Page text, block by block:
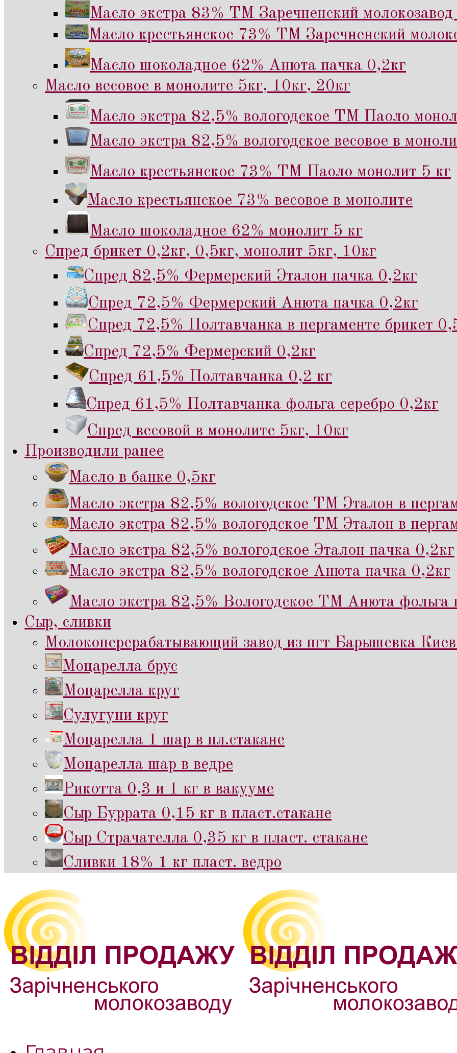
Масло экстра 83% ТМ Заречненский
Масло крестьянское 73% ТМ Заречненский
Масло шоколадное 62% Анюта пачка 0,2кг
Масло весовое в монолите 5кг, 10кг, 20кг
Масло экстра 82,5% вологодское ТМ Паоло
Масло экстра 82,5% вологодское весовое в
Масло крестьянское 73% ТМ Паоло монолит 5 кг
Масло крестьянское 73% весовое в монолите
Масло шоколадное 62% монолит 5 кг
Спред брикет 0,2кг, 0,5кг, монолит 5кг, 10кг
Спред 82,5% Фермерский Эталон пачка 0,2кг
Спред 72,5% Фермерский Анюта пачка 0,2кг
Спред 72,5% Полтавчанка в пергаменте брикет
Спред 72,5% Фермерский 0,2кг
Спред 61,5% Полтавчанка 0,2 кг
Спред 61,5% Полтавчанка фольга серебро 0,2кг
Спред весовой в монолите 5кг, 10кг
Производили ранее
Масло в банке 0,5кг
Масло экстра 82,5% вологодское ТМ Эталон в
Масло экстра 82,5% вологодское ТМ Эталон в
Масло экстра 82,5% вологодское Эталон пачка 0,2кг
Масло экстра 82,5% вологодское Анюта пачка 0,2кг
Масло экстра 82,5% Вологодское ТМ Анюта фольга
Сыр, сливки
Молокоперерабатывающий завод из пгт Барышевка
Моцарелла брус
Моцарелла круг
Сулугуни круг
Моцарелла 1 шар в пл.стакане
Моцарелла шар в ведре
Рикотта 0,3 и 1 кг в вакууме
Сыр Буррата 0,15 кг в пласт.стакане
Сыр Страчателла 0,35 кг в пласт. стакане
Сливки 18% 1 кг пласт. ведро